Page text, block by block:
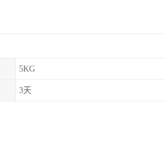
5KG
3天